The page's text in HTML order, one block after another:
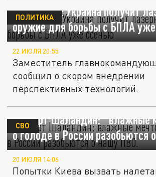
Лебеденко: Украина получит
оружие для борьбы с БПЛА
ПОЛИТИКА
22 ИЮЛЯ 20:55
Заместитель
сообщил о скором внедрении
перспективных технологий.
Эксперт Шаландин:
о голоде в России разобьются
СВО
20 ИЮЛЯ 14:06
Попытки Киева вызвать